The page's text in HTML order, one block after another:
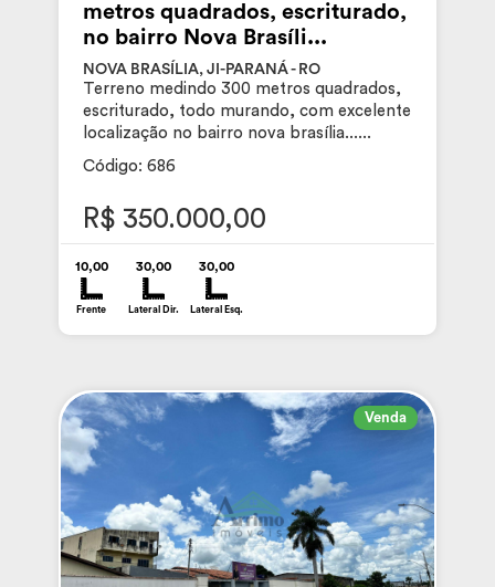
metros quadrados, escriturado,
no bairro Nova Brasíli...
NOVA BRASÍLIA, JI-PARANÁ - RO
Terreno medindo 300 metros quadrados,
escriturado, todo murando, com excelente
localização no bairro nova brasília......
Código: 686
R$ 350.000,00
10,00
Frente
30,00
Lateral Dir.
30,00
Lateral Esq.
Venda